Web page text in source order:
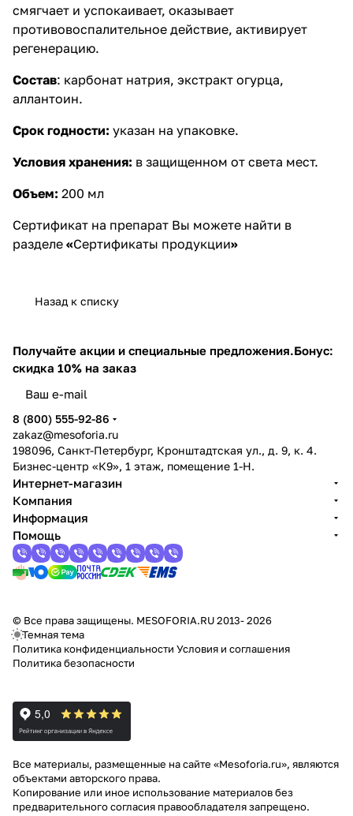
смягчает и успокаивает, оказывает
противовоспалительное действие, активирует
регенерацию.
Состав: карбонат натрия, экстракт огурца,
аллантоин.
Срок годности: указан на упаковке.
Условия хранения: в защищенном от света мест.
Объем: 200 мл
Сертификат на препарат Вы можете найти в
разделе «Сертификаты продукции»
Назад к списку
Получайте акции и специальные предложения.Бонус:
скидка 10% на заказ
8 (800) 555-92-86
zakaz@mesoforia.ru
198096, Санкт-Петербург, Кронштадтская ул., д. 9, к. 4.
Бизнес-центр «К9», 1 этаж, помещение 1-Н.
Интернет-магазин
Компания
Информация
Помощь
© Все права защищены. MESOFORIA.RU 2013- 2026
Темная тема
Политика конфиденциальности Условия и соглашения
Политика безопасности
Все материалы, размещенные на сайте «Mesoforia.ru», являются
объектами авторского права.
Копирование или иное использование материалов без
предварительного согласия правообладателя запрещено.